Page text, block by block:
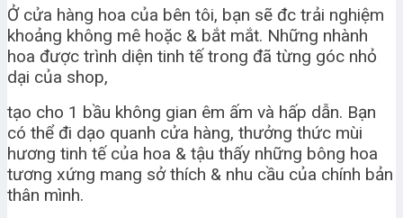
Ở cửa hàng hoa của bên tôi, bạn sẽ đc trải nghiệm
khoảng không mê hoặc & bắt mắt. Những nhành
hoa được trình diện tinh tế trong đã từng góc nhỏ
dại của shop,
tạo cho 1 bầu không gian êm ấm và hấp dẫn. Bạn
có thể đi dạo quanh cửa hàng, thưởng thức mùi
hương tinh tế của hoa & tậu thấy những bông hoa
tương xứng mang sở thích & nhu cầu của chính bản
thân mình.